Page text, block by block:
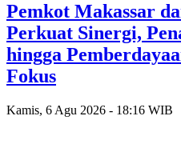
Pemkot Makassar
Perkuat Sinergi,
hingga
Fokus
Kamis, 6 Agu 2026 - 18:16 WIB